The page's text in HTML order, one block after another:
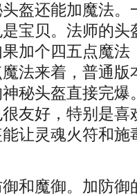
还能加魔法。
宝贝。法师的头
加个四五点魔法
法来着，普通版
秘头盔直接完爆
友好，特别是喜
让灵魂火符和施
魔御。加防御